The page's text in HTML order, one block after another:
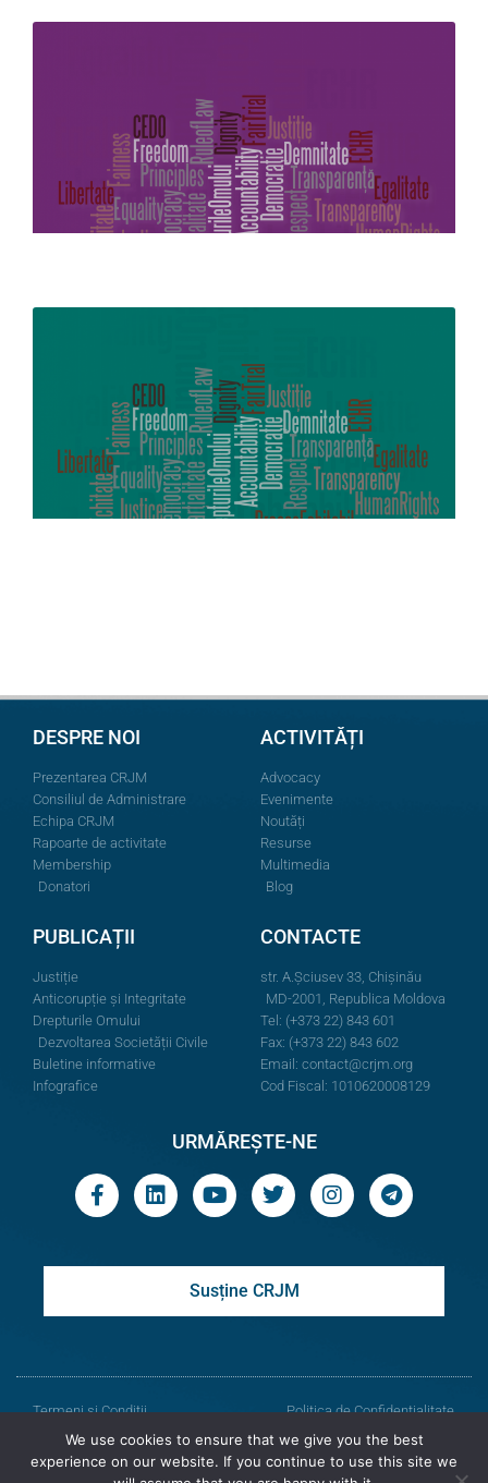
DESPRE NOI
Prezentarea CRJM
Consiliul de Administrare
Echipa CRJM
Rapoarte de activitate
Membership
Donatori
ACTIVITĂȚI
Advocacy
Evenimente
Noutăți
Resurse
Multimedia
Blog
PUBLICAȚII
Justiție
Anticorupție și Integritate
Drepturile Omului
Dezvoltarea Societății Civile
Buletine informative
Infografice
CONTACTE
str. A.Şciusev 33, Chișinău
MD-2001, Republica Moldova
Tel: (+373 22) 843 601
Fax: (+373 22) 843 602
Email: contact@crjm.org
Cod Fiscal: 1010620008129
URMĂREȘTE-NE
Susține CRJM
Termeni și Condiții
Politica de Confidențialitate
© Toate drepturile rezervate
We use cookies to ensure that we give you the best
experience on our website. If you continue to use this site we